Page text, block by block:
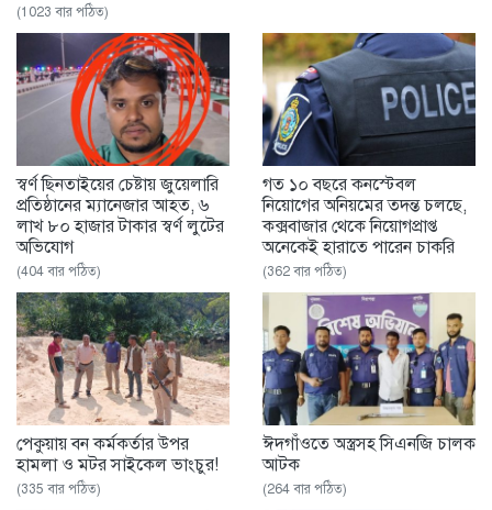
(1023 বার পঠিত)
স্বর্ণ ছিনতাইয়ের চেষ্টায় জুয়েলারি
প্রতিষ্ঠানের ম্যানেজার আহত, ৬
লাখ ৮০ হাজার টাকার স্বর্ণ লুটের
অভিযোগ
(404 বার পঠিত)
গত ১০ বছরে কনস্টেবল
নিয়োগের অনিয়মের তদন্ত চলছে,
কক্সবাজার থেকে নিয়োগপ্রাপ্ত
অনেকেই হারাতে পারেন চাকরি
(362 বার পঠিত)
পেকুয়ায় বন কর্মকর্তার উপর
হামলা ও মটর সাইকেল ভাংচুর!
(335 বার পঠিত)
ঈদগাঁওতে অস্ত্রসহ সিএনজি চালক
আটক
(264 বার পঠিত)